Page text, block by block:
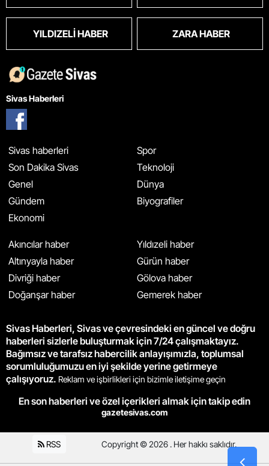
YILDIZELI HABER ZARA HABER
Sivas Haberleri
Sivas haberleri
Son Dakika Sivas
Genel
Gündem
Ekonomi
Spor
Teknoloji
Dünya
Biyografiler
Akıncılar haber
Altınyayla haber
Divriği haber
Doğanşar haber
Yıldızeli haber
Gürün haber
Gölova haber
Gemerek haber
Sivas Haberleri, Sivas ve çevresindeki en güncel ve doğru
haberleri sizlerle buluşturmak için 7/24 çalışmaktayız.
Bağımsız ve tarafsız habercilik anlayışımızla, toplumsal
sorumluluğumuzu en iyi şekilde yerine getirmeye
çalışıyoruz. Reklam ve işbirlikleri için bizimle iletişime geçin
En son haberleri ve özel içerikleri almak için takip edin
gazetesivas.com
RSS Copyright © 2026 . Her hakkı saklıdır.